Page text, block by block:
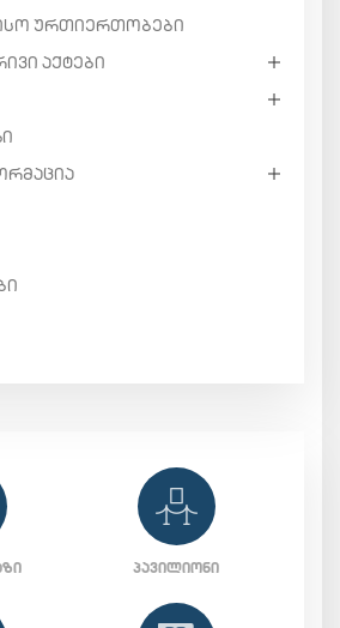
ᲣᲠᲗᲘᲔᲠᲗᲝᲑᲔᲑᲘ
ᲐᲥᲢᲔᲑᲘ
ᲞᲐᲕᲘᲚᲘᲝᲜᲘ